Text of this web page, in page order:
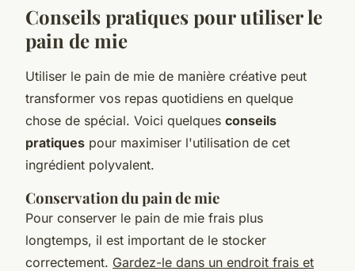
Conseils pratiques pour utiliser le
pain de mie
Utiliser le pain de mie de manière créative peut
transformer vos repas quotidiens en quelque
chose de spécial. Voici quelques conseils
pratiques pour maximiser l'utilisation de cet
ingrédient polyvalent.
Conservation du pain de mie
Pour conserver le pain de mie frais plus
longtemps, il est important de le stocker
correctement. Gardez-le dans un endroit frais et